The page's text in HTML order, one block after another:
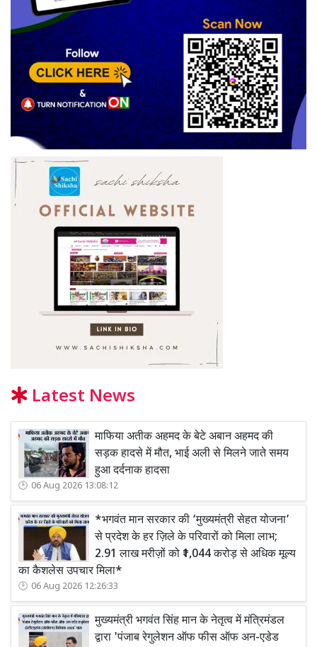
Latest News
माफिया अतीक अहमद के बेटे अबान अहमद की
सड़क हादसे में मौत, भाई अली से मिलने जाते समय
हुआ दर्दनाक हादसा
06 Aug 2026 13:08:12
*भगवंत मान सरकार की ‘मुख्यमंत्री सेहत योजना’
से प्रदेश के हर ज़िले के परिवारों को मिला लाभ;
2.91 लाख मरीज़ों को ₹1,044 करोड़ से अधिक मूल्य
का कैशलेस उपचार मिला*
06 Aug 2026 12:26:33
मुख्यमंत्री भगवंत सिंह मान के नेतृत्व में मंत्रिमंडल
द्वारा 'पंजाब रेगुलेशन ऑफ फीस ऑफ अन-एडेड